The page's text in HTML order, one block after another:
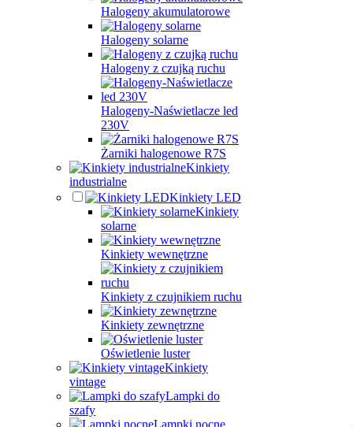
Halogeny akumulatorowe
Halogeny solarne
Halogeny z czujką ruchu
Halogeny-Naświetlacze led
230V
Żarniki halogenowe R7S
Kinkiety
industrialne
Kinkiety LED
Kinkiety
solarne
Kinkiety wewnętrzne
Kinkiety z czujnikiem ruchu
Kinkiety zewnętrzne
Oświetlenie luster
Kinkiety
vintage
Lampki do
szafy
Lampki nocne